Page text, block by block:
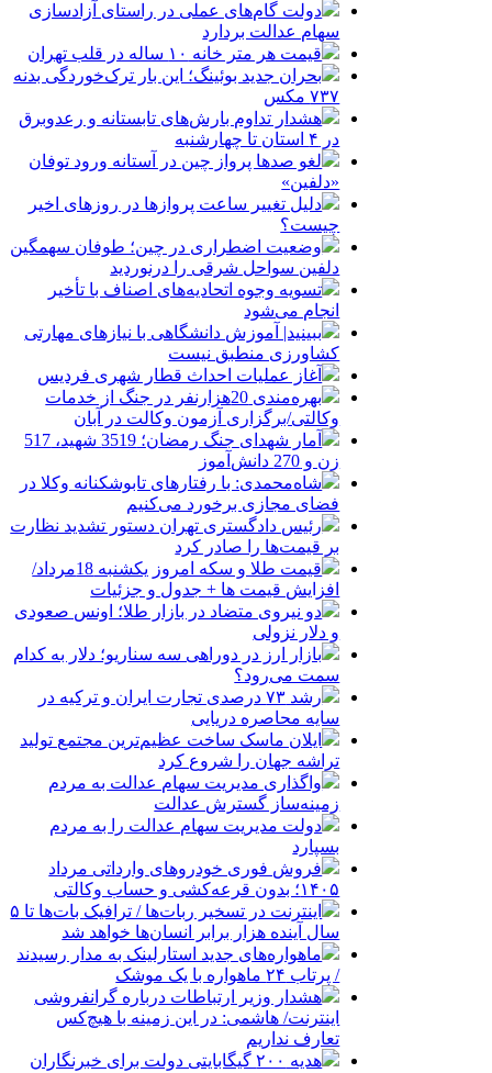
دولت گام‌های عملی در راستای آزادسازی
سهام عدالت بردارد
قیمت هر متر خانه ۱۰ ساله در قلب تهران
بحران جدید بوئینگ؛ این بار ترک‌خوردگی بدنه
۷۳۷ مکس
هشدار تداوم بارش‌های تابستانه و رعدوبرق
در ۴ استان تا چهارشنبه
لغو صدها پرواز چین در آستانه ورود توفان
«دلفین»
دلیل تغییر ساعت پروازها در روزهای اخیر
چیست؟
وضعیت اضطراری در چین؛ طوفان سهمگین
دلفین سواحل شرقی را درنوردید
تسویه وجوه اتحادیه‌های اصناف با تأخیر
انجام می‌شود
ببینید| آموزش دانشگاهی با نیازهای مهارتی
کشاورزی منطبق نیست
آغاز عملیات احداث قطار شهری فردیس
بهره‌مندی 20هزارنفر در جنگ از خدمات
وکالتی/برگزاری آزمون وکالت در آبان
آمار شهدای جنگ رمضان؛ 3519 شهید، 517
زن و 270 دانش‌آموز
شاه‌محمدی: با رفتارهای تابوشکنانه وکلا در
فضای مجازی برخورد می‌کنیم
رئیس دادگستری تهران دستور تشدید نظارت
بر قیمت‌ها را صادر کرد
قیمت طلا و سکه امروز یکشنبه 18مرداد/
افزایش قیمت ها + جدول و جزئیات
دو نیروی متضاد در بازار طلا؛ اونس صعودی
و دلار نزولی
بازار ارز در دوراهی سه سناریو؛ دلار به کدام
سمت می‌رود؟
رشد ۷۳ درصدی تجارت ایران و ترکیه در
سایه محاصره دریایی
ایلان ماسک ساخت عظیم‌ترین مجتمع تولید
تراشه جهان را شروع کرد
واگذاری مدیریت سهام عدالت به مردم
زمینه‌ساز گسترش عدالت
دولت مدیریت سهام عدالت را به مردم
بسپارد
فروش فوری خودروهای وارداتی مرداد
۱۴۰۵؛ بدون قرعه‌کشی و حساب وکالتی
اینترنت در تسخیر ربات‌ها / ترافیک بات‌ها تا ۵
سال آینده هزار برابر انسان‌ها خواهد شد
ماهواره‌های جدید استارلینک به مدار رسیدند
/ پرتاب ۲۴ ماهواره با یک موشک
هشدار وزیر ارتباطات درباره گرانفروشی
اینترنت/ هاشمی: در این زمینه با هیچ‌کس
تعارف نداریم
هدیه ۲۰۰ گیگابایتی دولت برای خبرنگاران